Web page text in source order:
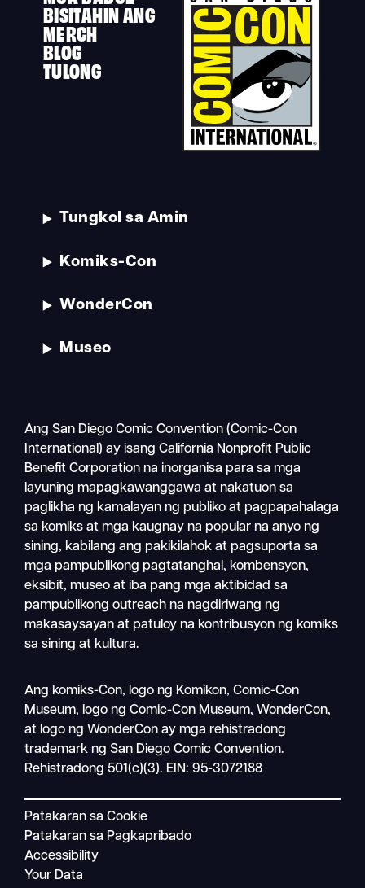
Mobile
nav
BISITAHIN ANG
MERCH
BLOG
TULONG
Tungkol sa Amin
Komiks-Con
WonderCon
Museo
Ang San Diego Comic Convention (Comic-Con
International) ay isang California Nonprofit Public
Benefit Corporation na inorganisa para sa mga
layuning mapagkawanggawa at nakatuon sa
paglikha ng kamalayan ng publiko at pagpapahalaga
sa komiks at mga kaugnay na popular na anyo ng
sining, kabilang ang pakikilahok at pagsuporta sa
mga pampublikong pagtatanghal, kombensyon,
eksibit, museo at iba pang mga aktibidad sa
pampublikong outreach na nagdiriwang ng
makasaysayan at patuloy na kontribusyon ng komiks
sa sining at kultura.
Ang komiks-Con, logo ng Komikon, Comic-Con
Museum, logo ng Comic-Con Museum, WonderCon,
at logo ng WonderCon ay mga rehistradong
trademark ng San Diego Comic Convention.
Rehistradong 501(c)(3). EIN: 95-3072188
Patakaran sa Cookie
Patakaran sa Pagkapribado
Accessibility
Your Data